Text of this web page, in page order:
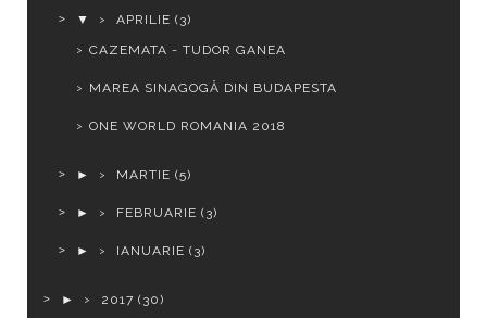
▼ APRILIE(3)
CAZEMATA - TUDOR GANEA
MAREA SINAGOGĂ DIN BUDAPESTA
ONE WORLD ROMANIA 2018
► MARTIE(5)
► FEBRUARIE(3)
► IANUARIE(3)
► 2017 (30)